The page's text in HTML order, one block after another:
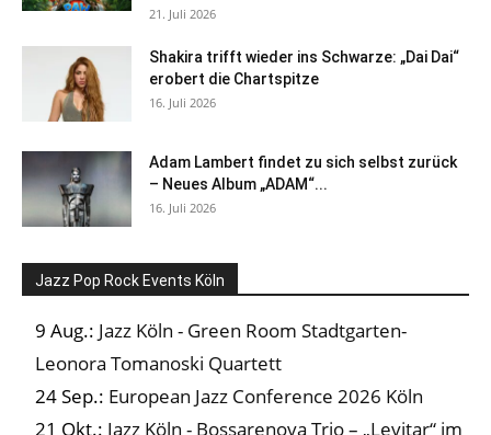
21. Juli 2026
Shakira trifft wieder ins Schwarze: „Dai Dai“
erobert die Chartspitze
16. Juli 2026
Adam Lambert findet zu sich selbst zurück
– Neues Album „ADAM“...
16. Juli 2026
Jazz Pop Rock Events Köln
9 Aug.: Jazz Köln - Green Room Stadtgarten-
Leonora Tomanoski Quartett
24 Sep.: European Jazz Conference 2026 Köln
21 Okt.: Jazz Köln - Bossarenova Trio – „Levitar“ im